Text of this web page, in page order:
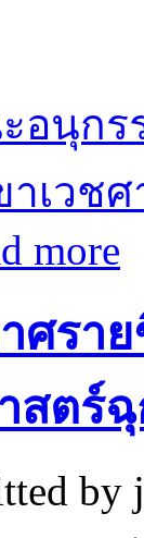
อนุกร
าเวช
more
ศรา
สตร์
by